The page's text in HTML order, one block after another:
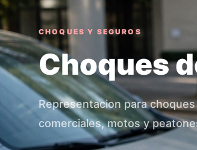
CHOQUES Y SEGUROS
Choques
Representacion para
comerciales, motos y